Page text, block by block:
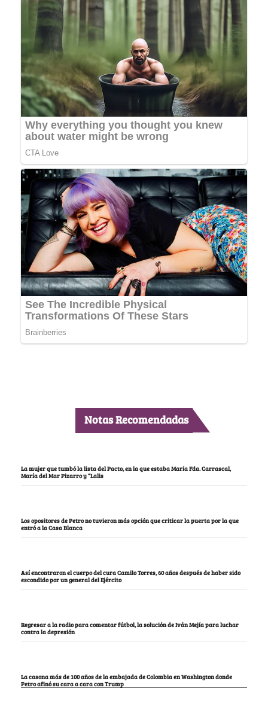
Notas Recomendadas
La mujer que tumbó la lista del Pacto, en la que estaba María Fda. Carrascal,
María del Mar Pizarro y “Lalis
Los opositores de Petro no tuvieron más opción que criticar la puerta por la que
entró a la Casa Blanca
Así encontraron el cuerpo del cura Camilo Torres, 60 años después de haber sido
escondido por un general del Ejército
Regresar a la radio para comentar fútbol, la solución de Iván Mejía para luchar
contra la depresión
La casona más de 100 años de la embajada de Colombia en Washington donde
Petro afinó su cara a cara con Trump